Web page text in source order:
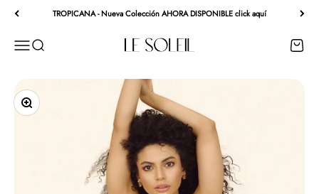
Ir al contenidoTROPICANA - Nueva Colección AHORA DISPONIBLE click aquí
MenúBuscar Le Soleil - Ropa de Playa Carrito
Zoom